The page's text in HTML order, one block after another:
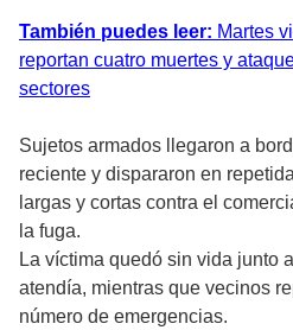
También puedes leer: Martes
reportan cuatro muertes y
sectores
Sujetos armados llegaron a
reciente y dispararon en
largas y cortas contra el
la fuga.
La víctima quedó sin vida junto
atendía, mientras que vecinos
número de emergencias.